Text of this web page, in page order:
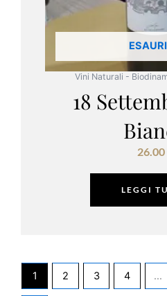
Vini Naturali -
18
26.00
LEGGI
1 2 3 4 …